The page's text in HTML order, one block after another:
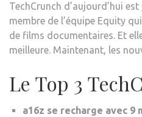
TechCrunch d’aujourd’hui est
membre de l’équipe Equity
de films documentaires. Et
meilleure. Maintenant, les
Le Top 3
a16z se recharge avec